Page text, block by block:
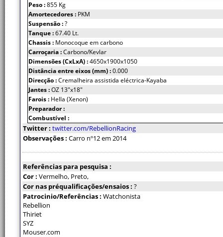
Peso :855 Kg
Amortecedores : PKM
Suspensão :?
Tanque :67.40 Lt.
Chassis : Monocoque em carbono
Carroçaria :Carbono/Kevlar
Dimensões (CxLxA) :4650x1900x1050
Distância entre eixos (mm) :0.000
Direcção :Cremalheira assistida eléctrica-Kayaba
Jantes :OZ 13"x18"
Farois : Hella (Xenon)
Preparador :
Combustível :
Twitter : twitter.com/RebellionRacing
Observações : Carro nº12 em 2014
Referências para pesquisa :
Cor : Vermelho, Preto,
Cor nas préqualificações/ensaios : ?
Patrocinio/Referências : Watchonista
Rebellion
Thiriet
SYZ
Mouser.com